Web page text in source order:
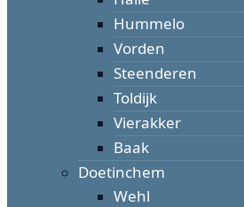
Hummelo
Vorden
Steenderen
Toldijk
Vierakker
Baak
Doetinchem
Wehl